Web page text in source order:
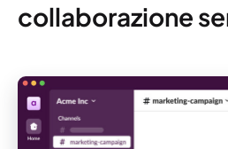
collaborazione